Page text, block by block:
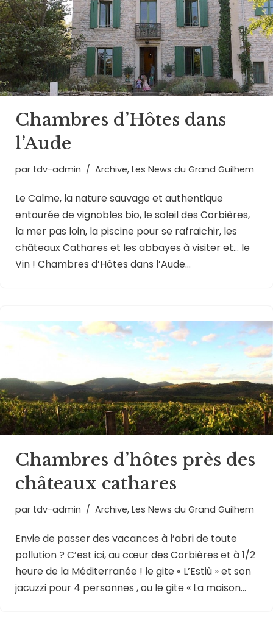
Chambres d’Hôtes dans
l’Aude
par tdv-admin Archive, Les News du Grand Guilhem
Le Calme, la nature sauvage et authentique
entourée de vignobles bio, le soleil des Corbières,
la mer pas loin, la piscine pour se rafraichir, les
châteaux Cathares et les abbayes à visiter et… le
Vin ! Chambres d’Hôtes dans l’Aude…
Chambres d’hôtes près des
châteaux cathares
par tdv-admin Archive, Les News du Grand Guilhem
Envie de passer des vacances à l’abri de toute
pollution ? C’est ici, au cœur des Corbières et à 1/2
heure de la Méditerranée ! le gite « L’Estiù » et son
jacuzzi pour 4 personnes , ou le gite « La maison…